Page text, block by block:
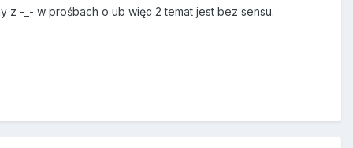
z -_- w prośbach o ub więc 2 temat jest bez sensu.